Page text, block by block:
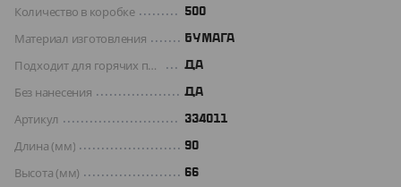
Количество в коробке 500
Материал изготовления БУМАГА
Подходит для горячих продуктов ДА
Без нанесения ДА
Артикул 334011
Длина (мм) 90
Высота (мм) 66